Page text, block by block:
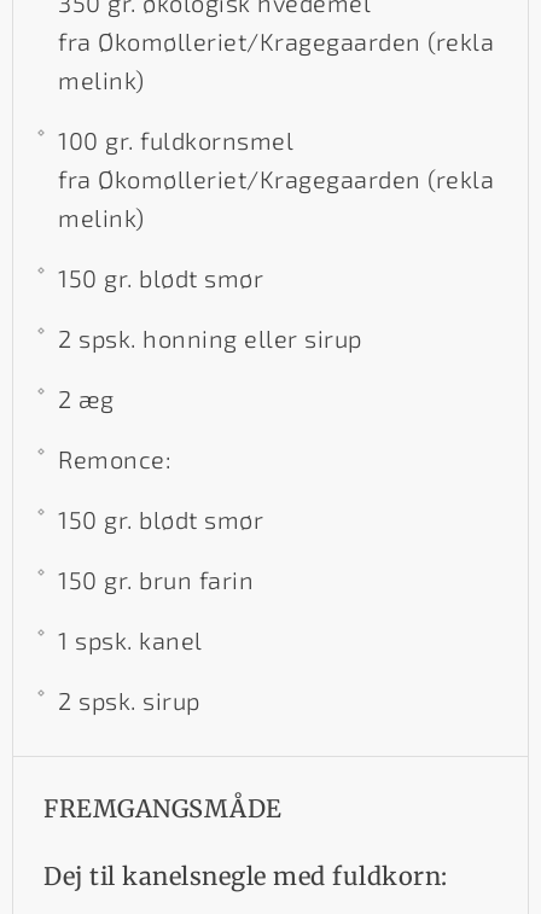
fra Økomølleriet/Kragegaarden (rekla
melink)
100 gr. fuldkornsmel
fra Økomølleriet/Kragegaarden (rekla
melink)
150 gr. blødt smør
2 spsk. honning eller sirup
2 æg
Remonce:
150 gr. blødt smør
150 gr. brun farin
1 spsk. kanel
2 spsk. sirup
FREMGANGSMÅDE
Dej til kanelsnegle med fuldkorn: